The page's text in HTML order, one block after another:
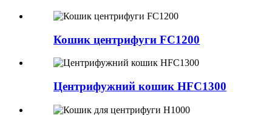
Кошик центрифуги FC1200
Центрифужний кошик HFC1300